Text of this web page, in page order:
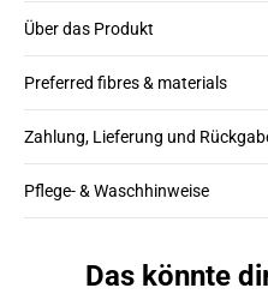
Über das Produkt
Preferred fibres & materials
Zahlung, Lieferung und
Pflege- & Waschhinweise
Das könnte